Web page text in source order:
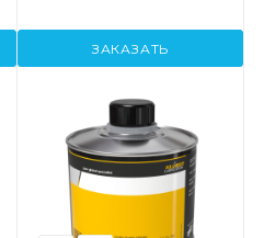
ЗАКАЗАТЬ